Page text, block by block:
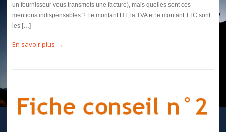
un fournisseur vous transmets une facture), mais quelles sont ces
mentions indispensables ? Le montant HT, la TVA et le montant TTC sont
les […]
En savoir plus →